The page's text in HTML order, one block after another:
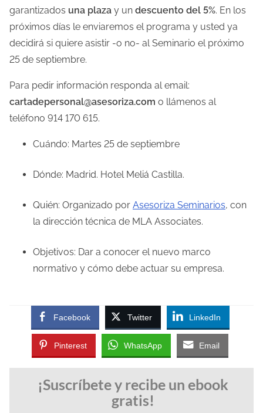
garantizados una plaza y un descuento del 5%. En los
próximos días le enviaremos el programa y usted ya
decidirá si quiere asistir -o no- al Seminario el próximo
25 de septiembre.
Para pedir información responda al email:
cartadepersonal@asesoriza.com o llámenos al
teléfono 914 170 615.
Cuándo: Martes 25 de septiembre
Dónde: Madrid. Hotel Meliá Castilla.
Quién: Organizado por Asesoriza Seminarios, con
la dirección técnica de MLA Associates.
Objetivos: Dar a conocer el nuevo marco
normativo y cómo debe actuar su empresa.
Facebook Twitter LinkedIn
Pinterest WhatsApp Email